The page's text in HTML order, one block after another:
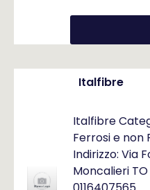
Italfibre
Italfibre
Ferrosi e non
Indirizzo: Via
Moncalieri